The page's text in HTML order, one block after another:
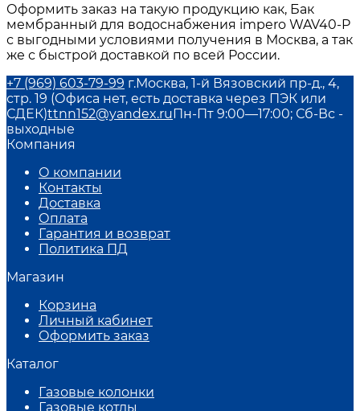
Оформить заказ на такую продукцию как, Бак
мембранный для водоснабжения impero WAV40-P
с выгодными условиями получения в Москва, а так
же с быстрой доставкой по всей России.
+7 (969) 603-79-99 г.Москва, 1-й Вязовский пр-д., 4,
стр. 19 (Офиса нет, есть доставка через ПЭК или
СДЕК)ttnn152@yandex.ruПн-Пт 9:00—17:00; Сб-Вс -
выходные
Компания
О компании
Контакты
Доставка
Оплата
Гарантия и возврат
Политика ПД
Магазин
Корзина
Личный кабинет
Оформить заказ
Каталог
Газовые колонки
Газовые котлы